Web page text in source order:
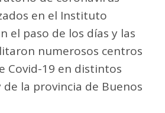
en el Instituto
el paso de los días y las
numerosos centros
Covid-19 en distintos
la provincia de Buenos